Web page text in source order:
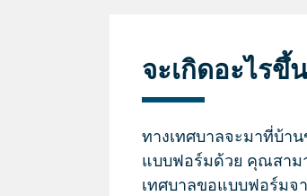
จะเกิดอะไรขึ้
ทางเทศบาลจะมาที่บ้า
แบบฟอร์มด้วย คุณสาม
เทศบาลขอแบบฟอร์ม